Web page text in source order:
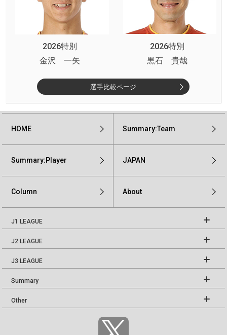
2026特別
2026特別
金沢 一矢
黒石 貴哉
選手比較ページ
HOME Summary:Team
Summary:Player JAPAN
Column About
J1 LEAGUE
J2 LEAGUE
J3 LEAGUE
Summary
Other